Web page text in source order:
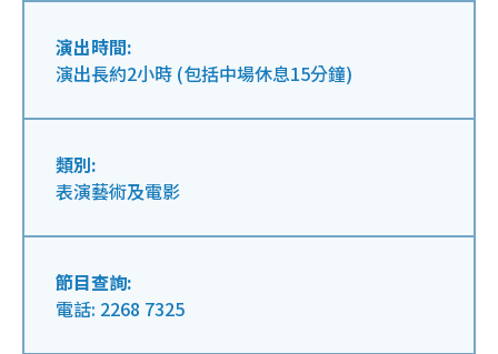
演出時間:
演出長約2小時 (包括中場休息15分鐘)
類別:
表演藝術及電影
節目查詢:
電話: 2268 7325